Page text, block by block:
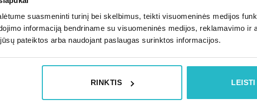
suasmeninti turinį bei skelbimus, teikti visuomeninės medijos
informaciją bendriname su visuomeninės medijos, reklamavimo ir
pateiktos arba naudojant paslaugas surinktos informacijos.
RINKTIS
kiekius
10. Darbo užmokesčio skaičiavimas
11. Darbo užmokesčio išmokėjimas
Papildomų įmokų dėl SODROS
15. SODRA mokėjimai, kai
18. Darbo užmokesčio skaičiavimo